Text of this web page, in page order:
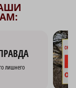
лишнего